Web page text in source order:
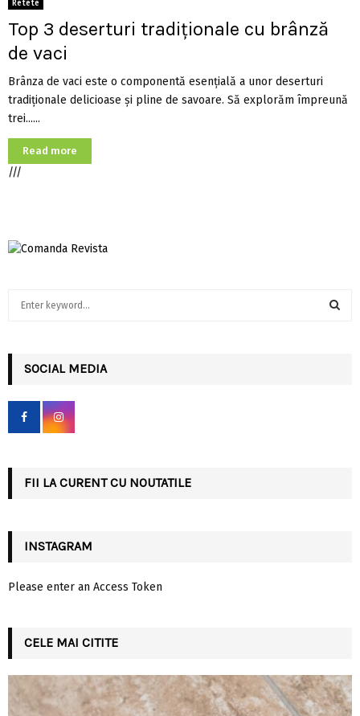
Retete
Top 3 deserturi tradiționale cu brânză
de vaci
Brânza de vaci este o componentă esențială a unor deserturi
tradiționale delicioase și pline de savoare. Să explorăm împreună
trei......
Read more
///
h
f
r
SOCIAL MEDIA
FII LA CURENT CU NOUTATILE
INSTAGRAM
Please enter an Access Token
CELE MAI CITITE